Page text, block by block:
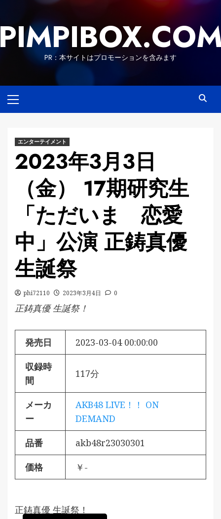
content
PR：本サイトはプロモーションを含みます
Menu
エンターテイメント
2023年3月3日
（金） 17期研究生
「ただいま 恋愛
中」公演 正鋳真優
生誕祭
phi72110 2023年3月4日 0
正鋳真優 生誕祭！
発売日 2023-03-04 00:00:00
収録時
間
117分
メーカ
ー
AKB48 LIVE！！ ON
DEMAND
品番 akb48r23030301
価格 ￥-
正鋳真優 生誕祭！